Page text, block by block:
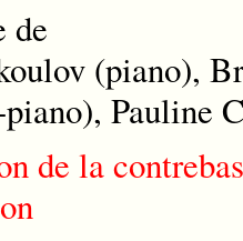
de
(piano),
Pauline
de la